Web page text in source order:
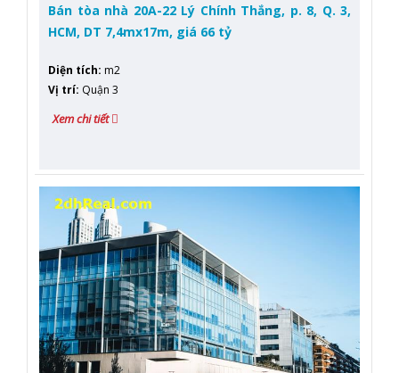
Bán tòa nhà 20A-22 Lý Chính Thắng, p. 8, Q. 3,
HCM, DT 7,4mx17m, giá 66 tỷ
Diện tích: m2
Vị trí: Quận 3
Xem chi tiết